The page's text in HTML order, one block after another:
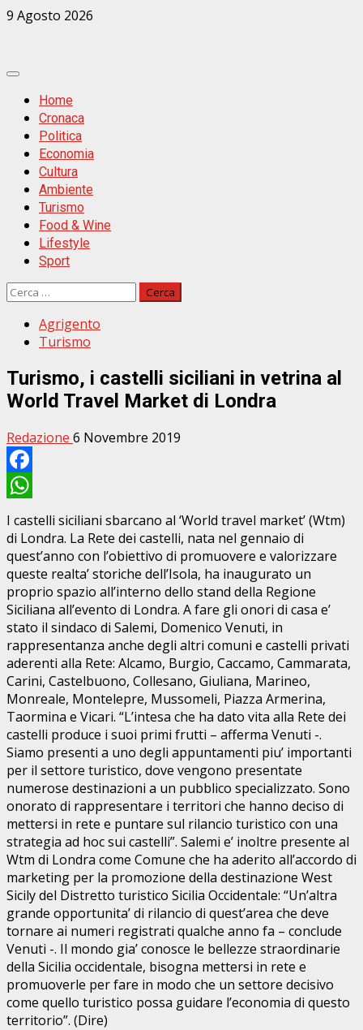
Zum
9 Agosto 2026
Primäres
MenüHome
Cronaca
Politica
Economia
Cultura
Ambiente
Turismo
Food & Wine
Lifestyle
Sport
Ricerca
Agrigento
Turismo
Turismo, i castelli siciliani in vetrina al
World Travel Market di Londra
Redazione 6 Novembre 2019
Facebook
WhatsApp
I castelli siciliani sbarcano al ‘World travel market’ (Wtm)
di Londra. La Rete dei castelli, nata nel gennaio di
quest’anno con l’obiettivo di promuovere e valorizzare
queste realta’ storiche dell’Isola, ha inaugurato un
proprio spazio all’interno dello stand della Regione
Siciliana all’evento di Londra. A fare gli onori di casa e’
stato il sindaco di Salemi, Domenico Venuti, in
rappresentanza anche degli altri comuni e castelli privati
aderenti alla Rete: Alcamo, Burgio, Caccamo, Cammarata,
Carini, Castelbuono, Collesano, Giuliana, Marineo,
Monreale, Montelepre, Mussomeli, Piazza Armerina,
Taormina e Vicari. “L’intesa che ha dato vita alla Rete dei
castelli produce i suoi primi frutti – afferma Venuti -.
Siamo presenti a uno degli appuntamenti piu’ importanti
per il settore turistico, dove vengono presentate
numerose destinazioni a un pubblico specializzato. Sono
onorato di rappresentare i territori che hanno deciso di
mettersi in rete e puntare sul rilancio turistico con una
strategia ad hoc sui castelli”. Salemi e’ inoltre presente al
Wtm di Londra come Comune che ha aderito all’accordo di
marketing per la promozione della destinazione West
Sicily del Distretto turistico Sicilia Occidentale: “Un’altra
grande opportunita’ di rilancio di quest’area che deve
tornare ai numeri registrati qualche anno fa – conclude
Venuti -. Il mondo gia’ conosce le bellezze straordinarie
della Sicilia occidentale, bisogna mettersi in rete e
promuoverle per fare in modo che un settore decisivo
come quello turistico possa guidare l’economia di questo
territorio”. (Dire)